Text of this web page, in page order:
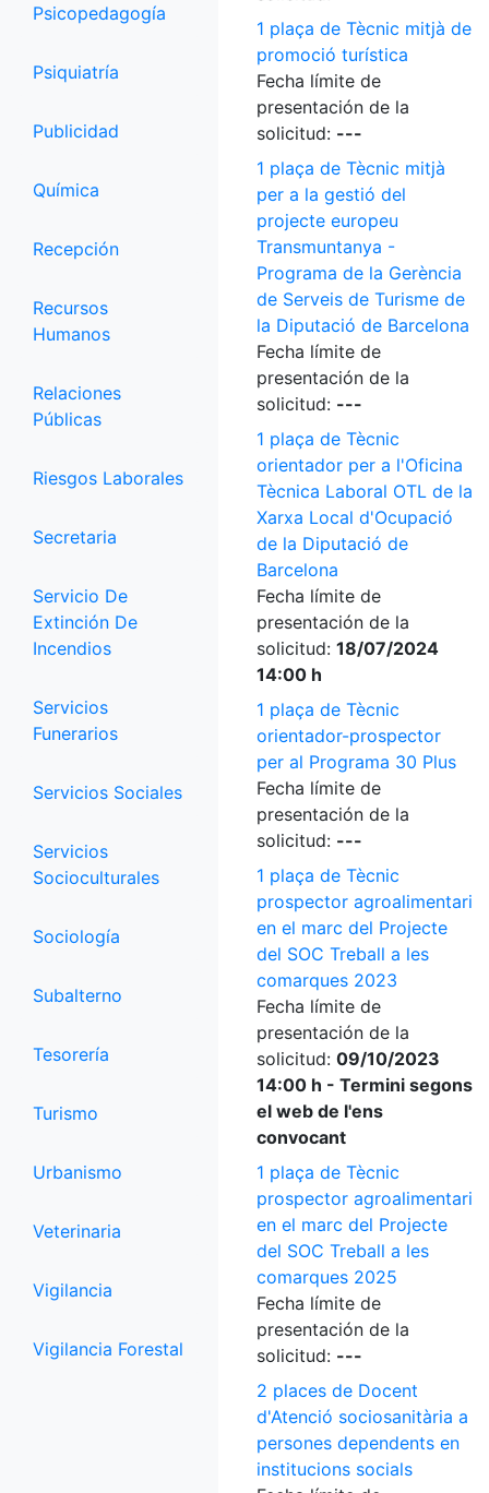
Psicopedagogía
Psiquiatría
Publicidad
Química
Recepción
Recursos
Humanos
Relaciones
Públicas
Riesgos Laborales
Secretaria
Servicio De
Extinción De
Incendios
Servicios
Funerarios
Servicios Sociales
Servicios
Socioculturales
Sociología
Subalterno
Tesorería
Turismo
Urbanismo
Veterinaria
Vigilancia
Vigilancia Forestal
1 plaça de Tècnic mitjà de
promoció turística
Fecha límite de
presentación de la
solicitud: ---
1 plaça de Tècnic mitjà
per a la gestió del
projecte europeu
Transmuntanya -
Programa de la Gerència
de Serveis de Turisme de
la Diputació de Barcelona
Fecha límite de
presentación de la
solicitud: ---
1 plaça de Tècnic
orientador per a l'Oficina
Tècnica Laboral OTL de la
Xarxa Local d'Ocupació
de la Diputació de
Barcelona
Fecha límite de
presentación de la
solicitud: 18/07/2024
14:00 h
1 plaça de Tècnic
orientador-prospector
per al Programa 30 Plus
Fecha límite de
presentación de la
solicitud: ---
1 plaça de Tècnic
prospector agroalimentari
en el marc del Projecte
del SOC Treball a les
comarques 2023
Fecha límite de
presentación de la
solicitud: 09/10/2023
14:00 h - Termini segons
el web de l'ens
convocant
1 plaça de Tècnic
prospector agroalimentari
en el marc del Projecte
del SOC Treball a les
comarques 2025
Fecha límite de
presentación de la
solicitud: ---
2 places de Docent
d'Atenció sociosanitària a
persones dependents en
institucions socials